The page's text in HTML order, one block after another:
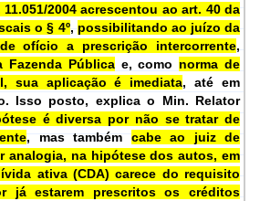
11.051/2004 acrescentou ao art. 40 da
o § 4º, possibilitando ao juízo da
ofício a prescrição intercorrente,
Fazenda Públicae, como norma de
sua aplicação é imediata, até em
Isso posto, explica o Min. Relator
é diversa por não se tratar de
, mas também cabe ao juiz de
analogia, na hipótese dos autos, em
ativa (CDA) carece do requisito
já estarem prescritos os créditos